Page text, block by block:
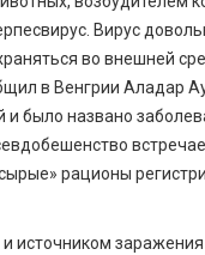
Вирус
во внешней
в Венгрии Аладар
и было названо
рационы
источником заражения